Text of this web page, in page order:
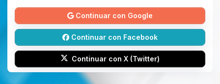
Continuar con Google
Continuar con Facebook
Continuar con X (Twitter)